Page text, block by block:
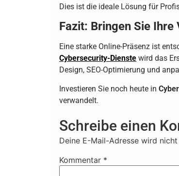
Dies ist die ideale Lösung für
Fazit: Bringen Sie Ihre
Eine starke Online-Präsenz ist
Cybersecurity-Dienste wird das
Design, SEO-Optimierung und
Investieren Sie noch heute in
verwandelt.
Schreibe einen
Deine E-Mail-Adresse wird
Kommentar *